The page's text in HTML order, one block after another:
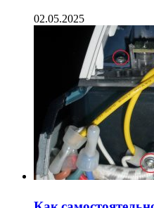
02.05.2025